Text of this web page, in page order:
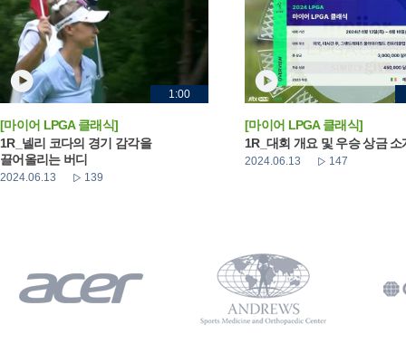
1:00
[마이어 LPGA 클래식]
1R_넬리 코다의 경기 감각을
끌어올리는 버디
2024.06.13 139
[마이어 LPGA 클래식]
1R_대회 개요 및 우승 상금 소
2024.06.13 147